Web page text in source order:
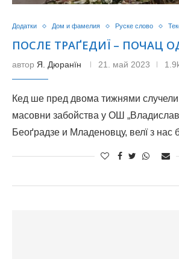
Додатки Дом и фамелия Руске слово
ПОСЛЕ ТРАҐЕДИЇ – ПОЧАЦ
автор Я. Дюранїн 21. май 2023
Кед ше пред двома тижнями
масовни забойства у ОШ
Беоґрадзе и Младеновцу, велї з нас